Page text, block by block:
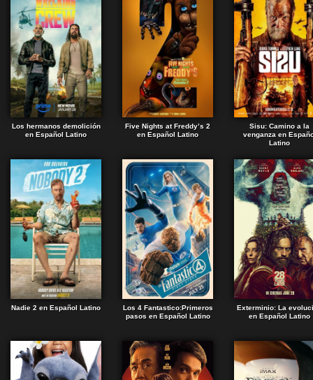
Los hermanos demolición
en Español Latino
Five Nights at Freddy’s 2
en Español Latino
Sisu: Camino a la
venganza en
Latino
Nadie 2 en Español Latino
Los 4 Fantastico:Primeros
pasos en Español Latino
Exterminio: La
en Español Latino